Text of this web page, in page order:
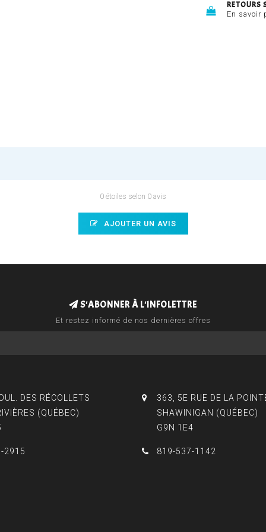
RETOURS
En savoir
0 étoiles selon 0 avis
AJOUTER UN AVIS
S'ABONNER À L'INFOLETTRE
Et restez informé de nos dernières offres
DES RÉCOLLETS
(QUÉBEC)
2915
363, 5E RUE DE LA
SHAWINIGAN (QUÉBEC)
G9N 1E4
819-537-1142